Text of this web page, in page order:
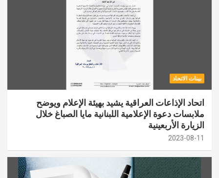
بينات الاتحاد
اتحاد الإذاعات العراقية يشيد بهيئة الإعلام ويوضح
ملابسات دعوة الإعلامية اللبنانية مايا الصباغ خلال
الزيارة الأربعينية
2023-08-11